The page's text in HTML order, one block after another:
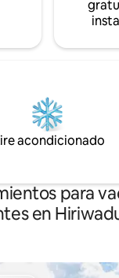
acondicionado
para
en